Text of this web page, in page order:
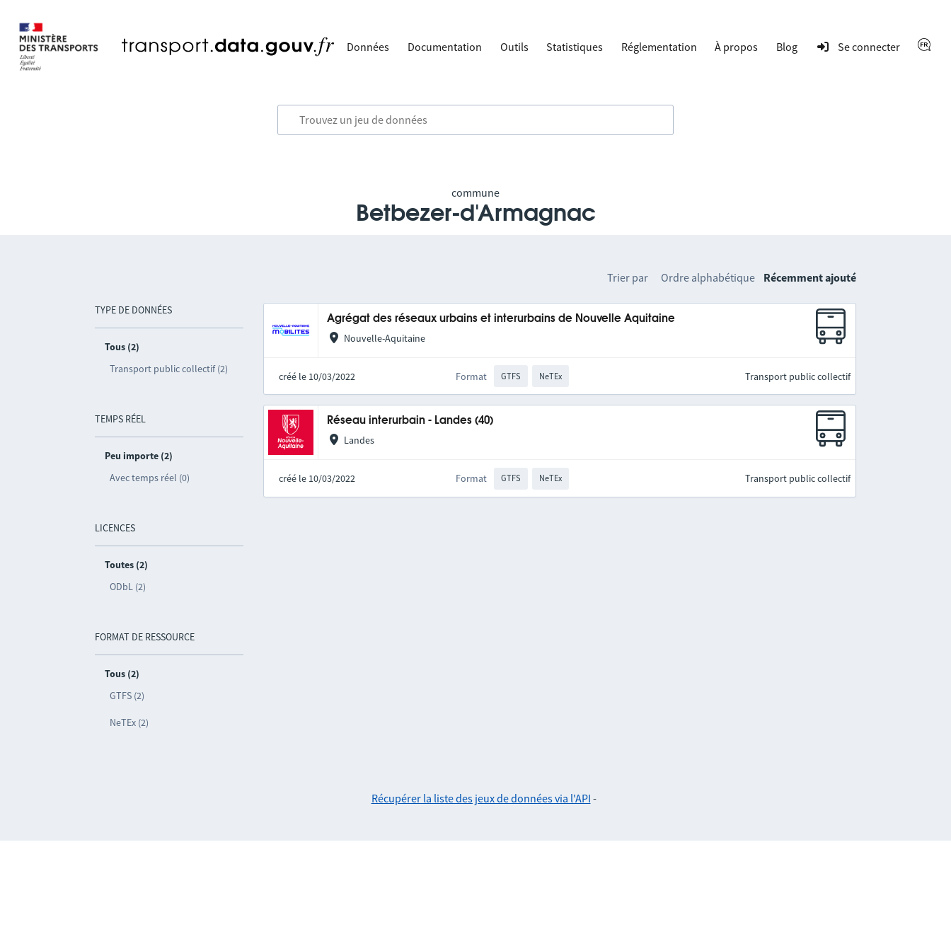
Données Documentation Outils Statistiques Réglementation À propos Blog Se connecter
commune
Betbezer-d'Armagnac
TYPE DE DONNÉES
Tous (2)
Transport public collectif (2)
TEMPS RÉEL
Peu importe (2)
Avec temps réel (0)
LICENCES
Toutes (2)
ODbL (2)
FORMAT DE RESSOURCE
Tous (2)
GTFS (2)
NeTEx (2)
Trier par Ordre alphabétique Récemment ajouté
Agrégat des réseaux urbains et interurbains de Nouvelle Aquitaine
Nouvelle-Aquitaine
créé le 10/03/2022 Format GTFS NeTEx Transport public collectif
Réseau interurbain - Landes (40)
Landes
créé le 10/03/2022 Format GTFS NeTEx Transport public collectif
Récupérer la liste des jeux de données via l'API -